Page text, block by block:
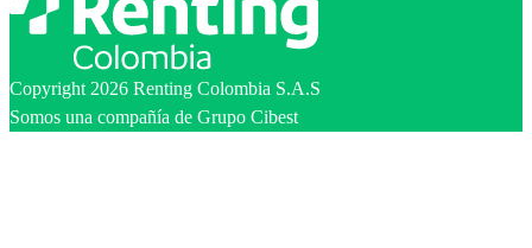
Copyright 2026 Renting Colombia S.A.S
Somos una compañía de Grupo Cibest